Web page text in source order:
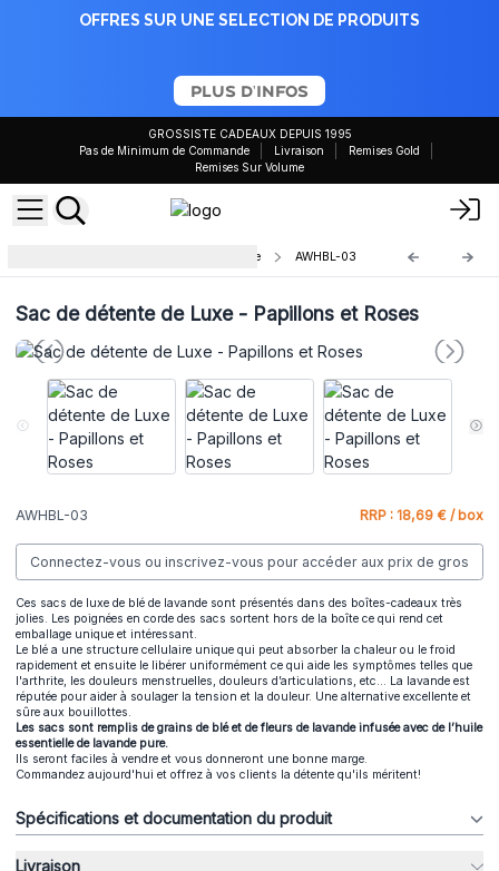
OFFRES SUR UNE SELECTION DE PRODUITS
PLUS D'INFOS
GROSSISTE CADEAUX DEPUIS 1995
Pas de Minimum de Commande
Livraison
Remises Gold
Remises Sur Volume
Sacs de Détente de Luxe avec Boite AWHBL-03
Sac de détente de Luxe - Papillons et Roses
AWHBL-03 RRP : 18,69 € / box
Connectez-vous ou inscrivez-vous pour accéder aux prix de gros
Ces sacs de luxe de blé de lavande sont présentés dans des boîtes-cadeaux très
jolies. Les poignées en corde des sacs sortent hors de la boîte ce qui rend cet
emballage unique et intéressant.
Le blé a une structure cellulaire unique qui peut absorber la chaleur ou le froid
rapidement et ensuite le libérer uniformément ce qui aide les symptômes telles que
l'arthrite, les douleurs menstruelles, douleurs d’articulations, etc… La lavande est
réputée pour aider à soulager la tension et la douleur. Une alternative excellente et
sûre aux bouillottes.
Les sacs sont remplis de grains de blé et de fleurs de lavande infusée avec de l’huile
essentielle de lavande pure.
Ils seront faciles à vendre et vous donneront une bonne marge.
Commandez aujourd'hui et offrez à vos clients la détente qu'ils méritent!
Spécifications et documentation du produit
Livraison